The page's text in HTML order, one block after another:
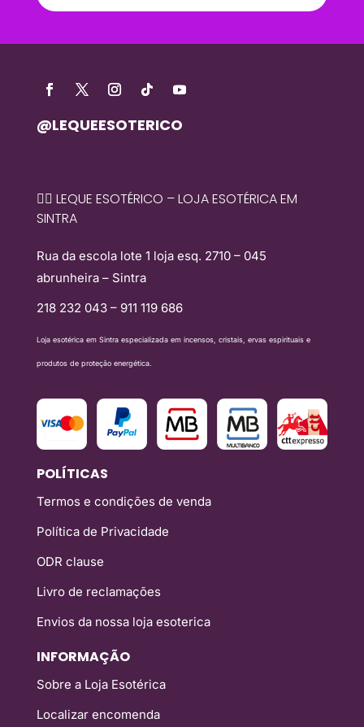
@LEQUEESOTERICO
🧙‍♀️ LEQUE ESOTÉRICO – LOJA ESOTÉRICA EM
SINTRA
Rua da escola lote 1 loja esq. 2710 – 045
abrunheira – Sintra
218 232 043 – 911 119 686
Loja esotérica em Sintra especializada em incensos, cristais, ervas espirituais e
produtos de proteção energética.
POLÍTICAS
Termos e condições de venda
Política de Privacidade
ODR clause
Livro de reclamações
Envios da nossa loja esoterica
INFORMAÇÃO
Sobre a Loja Esotérica
Localizar encomenda